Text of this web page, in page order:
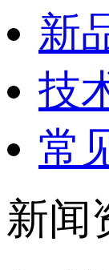
新
技
常
新闻